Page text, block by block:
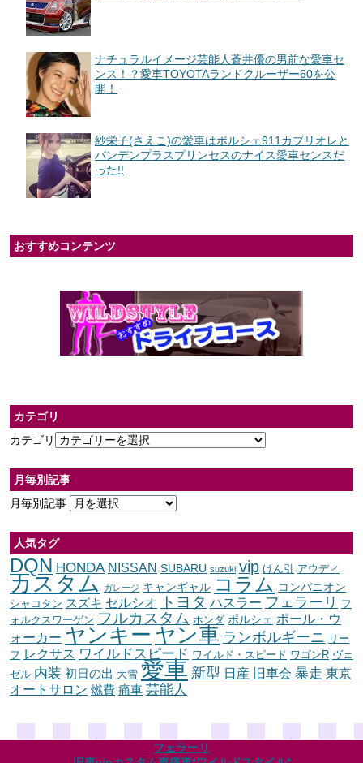
ナチュラルイメージ芸能人蒼井優の男前な愛車セ
ンス！？愛車TOYOTAランドクルーザー60を公
開！
紗栄子(さえこ)の愛車はポルシェ911カブリオレと
バンデンプラスプリンセスのナイス愛車センスだ
った!!
おすすめコンテンツ
カテゴリ
カテゴリ
月毎別記事
月毎別記事
人気タグ
DQN HONDA NISSAN SUBARU suzuki vip けん引 アウディ
カスタム ガレージ キャンギャル コラム コンパニオン
シャコタン スズキ セルシオ トヨタ ハスラー フェラーリ
フ
ォルクスワーゲン フルカスタム ホンダ ポルシェ ポール・ウ
ォーカー ヤンキー ヤン車 ランボルギーニ
リー
フ レクサス ワイルドスピード ワイルド・スピード ワゴンR ヴェ
ゼル 内装 初日の出 大雪 愛車 新型 日産 旧車会 暴走 東京
オートサロン 燃費 痛車 芸能人
フェラーリ